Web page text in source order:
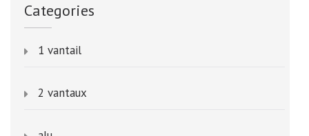
Categories
1 vantail
2 vantaux